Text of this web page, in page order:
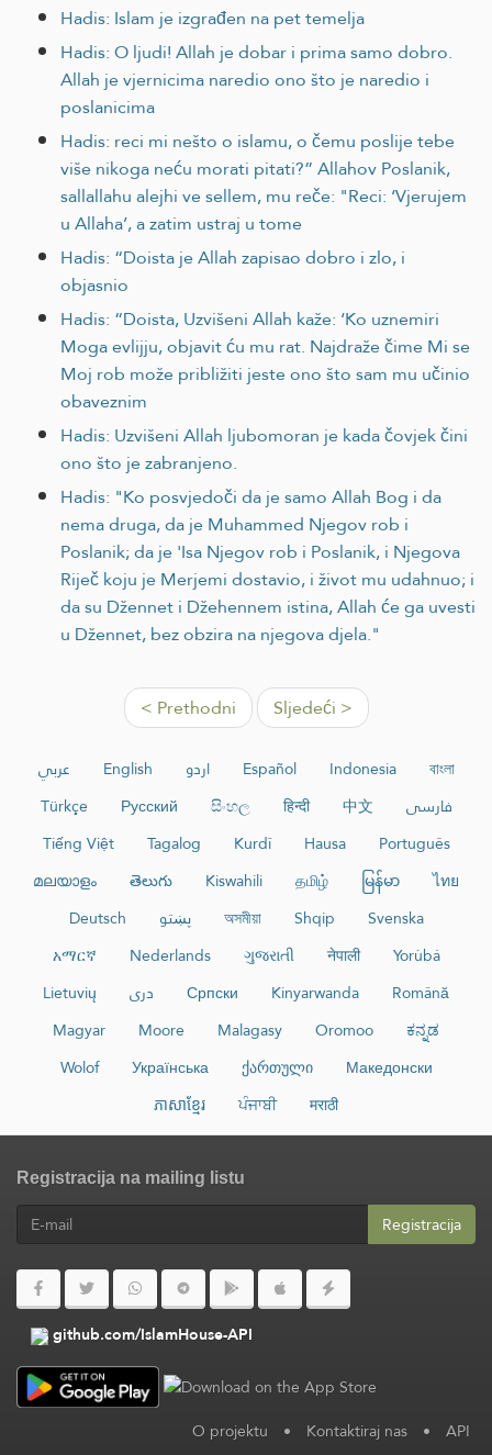
Hadis: Islam je izgrađen na pet temelja
Hadis: O ljudi! Allah je dobar i prima samo dobro.
Allah je vjernicima naredio ono što je naredio i
poslanicima
Hadis: reci mi nešto o islamu, o čemu poslije tebe
više nikoga neću morati pitati?” Allahov Poslanik,
sallallahu alejhi ve sellem, mu reče: "Reci: ‘Vjerujem
u Allaha’, a zatim ustraj u tome
Hadis: “Doista je Allah zapisao dobro i zlo, i
objasnio
Hadis: “Doista, Uzvišeni Allah kaže: ‘Ko uznemiri
Moga evlijju, objavit ću mu rat. Najdraže čime Mi se
Moj rob može približiti jeste ono što sam mu učinio
obaveznim
Hadis: Uzvišeni Allah ljubomoran je kada čovjek čini
ono što je zabranjeno.
Hadis: "Ko posvjedoči da je samo Allah Bog i da
nema druga, da je Muhammed Njegov rob i
Poslanik; da je 'Isa Njegov rob i Poslanik, i Njegova
Riječ koju je Merjemi dostavio, i život mu udahnuo; i
da su Džennet i Džehennem istina, Allah će ga uvesti
u Džennet, bez obzira na njegova djela."
< Prethodni Sljedeći >
عربي English اردو Español Indonesia
বাংলা
Türkçe
Русский සිංහල हिन्दी 中文
فارسی
Tiếng Việt
Tagalog Kurdî Hausa
Português
മലയാളം
తెలుగు Kiswahili தமிழ் မြန်မာ
ไทย
Deutsch
پښتو অসমীয়া Shqip
Svenska
አማርኛ
Nederlands ગુજરાતી नेपाली
Yorùbá
Lietuvių
دری Српски Kinyarwanda
Română
Magyar
Moore Malagasy Oromoo
ಕನ್ನಡ
Wolof
Українська ქართული
Македонски
ភាសាខ្មែរ
ਪੰਜਾਬੀ मराठी
Registracija na mailing listu
Registracija
github.com/IslamHouse-API
O projektu • Kontaktiraj nas • API